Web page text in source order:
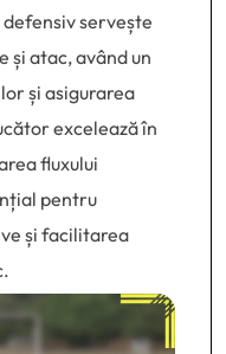
servește
și atac, având un
și asigurarea
excelează în
fluxului
pentru
și facilitarea